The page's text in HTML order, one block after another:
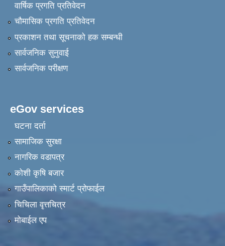
वार्षिक प्रगति प्रतिवेदन
चौमासिक प्रगति प्रतिवेदन
प्रकाशन तथा सूचनाको हक सम्बन्धी
सार्वजनिक सुनुवाई
सार्वजनिक परीक्षण
eGov services
घटना दर्ता
सामाजिक सुरक्षा
नागरिक वडापत्र
कोशी कृषि बजार
गाउँपालिकाको स्मार्ट प्रोफाईल
चिचिला वृत्तचित्र
मोबाईल एप